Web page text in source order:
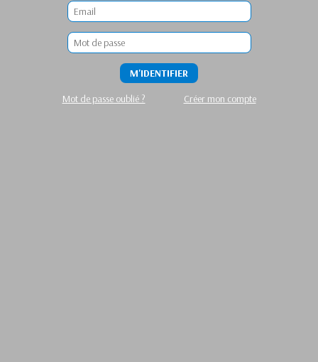
M'IDENTIFIER
Mot de passe oublié ?
Créer mon compte